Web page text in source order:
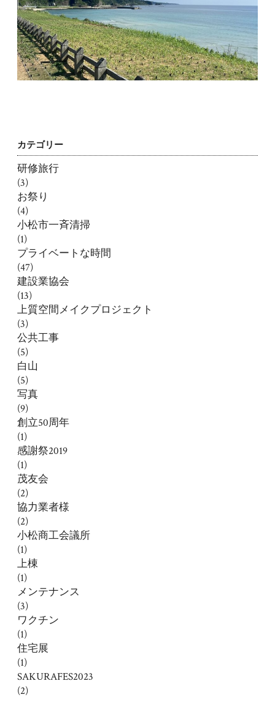
カテゴリー
研修旅行
(3)
お祭り
(4)
小松市一斉清掃
(1)
プライベートな時間
(47)
建設業協会
(13)
上質空間メイクプロジェクト
(3)
公共工事
(5)
白山
(5)
写真
(9)
創立50周年
(1)
感謝祭2019
(1)
茂友会
(2)
協力業者様
(2)
小松商工会議所
(1)
上棟
(1)
メンテナンス
(3)
ワクチン
(1)
住宅展
(1)
SAKURAFES2023
(2)